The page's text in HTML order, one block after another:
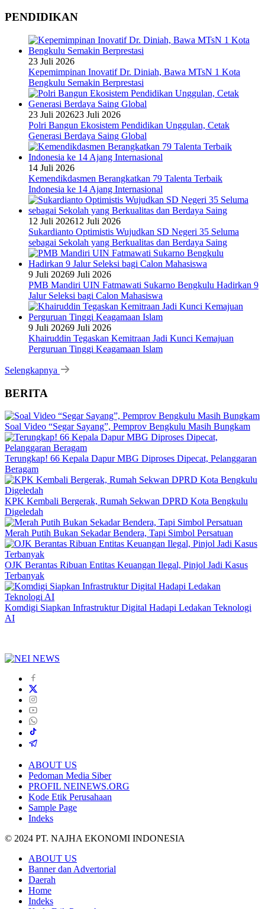
PENDIDIKAN
23 Juli 2026
Kepemimpinan Inovatif Dr. Diniah, Bawa MTsN 1 Kota
Bengkulu Semakin Berprestasi
23 Juli 202623 Juli 2026
Polri Bangun Ekosistem Pendidikan Unggulan, Cetak
Generasi Berdaya Saing Global
14 Juli 2026
Kemendikdasmen Berangkatkan 79 Talenta Terbaik
Indonesia ke 14 Ajang Internasional
12 Juli 202612 Juli 2026
Sukardianto Optimistis Wujudkan SD Negeri 35 Seluma
sebagai Sekolah yang Berkualitas dan Berdaya Saing
9 Juli 20269 Juli 2026
PMB Mandiri UIN Fatmawati Sukarno Bengkulu Hadirkan 9
Jalur Seleksi bagi Calon Mahasiswa
9 Juli 20269 Juli 2026
Khairuddin Tegaskan Kemitraan Jadi Kunci Kemajuan
Perguruan Tinggi Keagamaan Islam
Selengkapnya
BERITA
Soal Video “Segar Sayang”, Pemprov Bengkulu Masih Bungkam
Terungkap! 66 Kepala Dapur MBG Diproses Dipecat, Pelanggaran
Beragam
KPK Kembali Bergerak, Rumah Sekwan DPRD Kota Bengkulu
Digeledah
Merah Putih Bukan Sekadar Bendera, Tapi Simbol Persatuan
OJK Berantas Ribuan Entitas Keuangan Ilegal, Pinjol Jadi Kasus
Terbanyak
Komdigi Siapkan Infrastruktur Digital Hadapi Ledakan Teknologi
AI
ABOUT US
Pedoman Media Siber
PROFIL NEINEWS.ORG
Kode Etik Perusahaan
Sample Page
Indeks
© 2024 PT. NAJHA EKONOMI INDONESIA
ABOUT US
Banner dan Advertorial
Daerah
Home
Indeks